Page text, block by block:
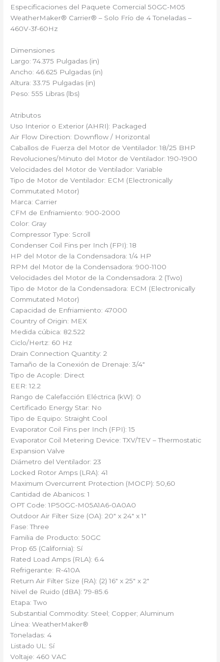
Especificaciones del Paquete Comercial 50GC-M05
WeatherMaker® Carrier®️ – Solo Frío de 4 Toneladas –
460V-3f-60Hz
Dimensiones
Largo: 74.375 Pulgadas (in)
Ancho: 46.625 Pulgadas (in)
Altura: 33.75 Pulgadas (in)
Peso: 555 Libras (lbs)
Atributos
Uso Interior o Exterior (AHRI): Packaged
Air Flow Direction: Downflow / Horizontal
Caballos de Fuerza del Motor de Ventilador: 18/25 BHP
Revoluciones/Minuto del Motor de Ventilador: 190-1900
Velocidades del Motor de Ventilador: Variable
Tipo de Motor de Ventilador: ECM (Electronically
Commutated Motor)
Marca: Carrier
CFM de Enfriamiento: 900-2000
Color: Gray
Compressor Type: Scroll
Condenser Coil Fins per Inch (FPI): 18
HP del Motor de la Condensadora: 1/4 HP
RPM del Motor de la Condensadora: 900-1100
Velocidades del Motor de la Condensadora: 2 (Two)
Tipo de Motor de la Condensadora: ECM (Electronically
Commutated Motor)
Capacidad de Enfriamiento: 47000
Country of Origin: MEX
Medida cúbica: 82.522
Ciclo/Hertz: 60 Hz
Drain Connection Quantity: 2
Tamaño de la Conexión de Drenaje: 3/4″
Tipo de Acople: Direct
EER: 12.2
Rango de Calefacción Eléctrica (kW): 0
Certificado Energy Star: No
Tipo de Equipo: Straight Cool
Evaporator Coil Fins per Inch (FPI): 15
Evaporator Coil Metering Device: TXV/TEV – Thermostatic
Expansion Valve
Diámetro del Ventilador: 23
Locked Rotor Amps (LRA): 41
Maximum Overcurrent Protection (MOCP): 50,60
Cantidad de Abanicos: 1
OPT Code: 1P50GC-M05A1A6-0A0A0
Outdoor Air Filter Size (OA): 20″ x 24″ x 1″
Fase: Three
Familia de Producto: 50GC
Prop 65 (California): Sí
Rated Load Amps (RLA): 6.4
Refrigerante: R-410A
Return Air Filter Size (RA): (2) 16″ x 25″ x 2″
Nivel de Ruido (dBA): 79-85.6
Etapa: Two
Substantial Commodity: Steel; Copper; Aluminum
Línea: WeatherMaker®
Toneladas: 4
Listado UL: Sí
Voltaje: 460 VAC